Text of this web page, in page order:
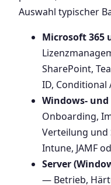
Auswahl typischer
Microsoft 365
SharePoint,
ID, Conditional
Windows- und
Onboarding,
Verteilung und
Intune, JAMF
Server
— Betrieb,